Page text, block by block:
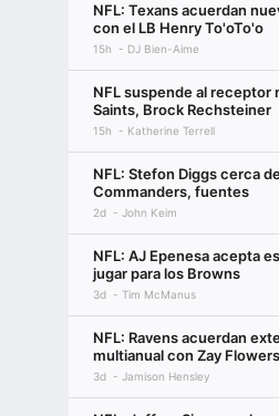
NFL: Texans acuerdan
con el LB Henry To'oTo'o
15h DJ Bien-Aime
NFL suspende al receptor
Saints, Brock Rechsteiner
15h Katherine Terrell
NFL: Stefon Diggs cerca
Commanders, fuentes
2d John Keim
NFL: AJ Epenesa acepta
jugar para los Browns
3d Tim McManus
NFL: Ravens acuerdan
multianual con Zay Flowers
3d Jamison Hensley